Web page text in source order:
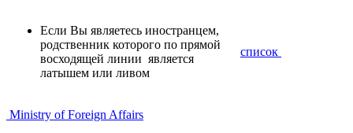
Если Вы являетесь иностранцем,
родственник которого по прямой
восходящей линии является
латышем или ливом
список
Ministry of Foreign Affairs